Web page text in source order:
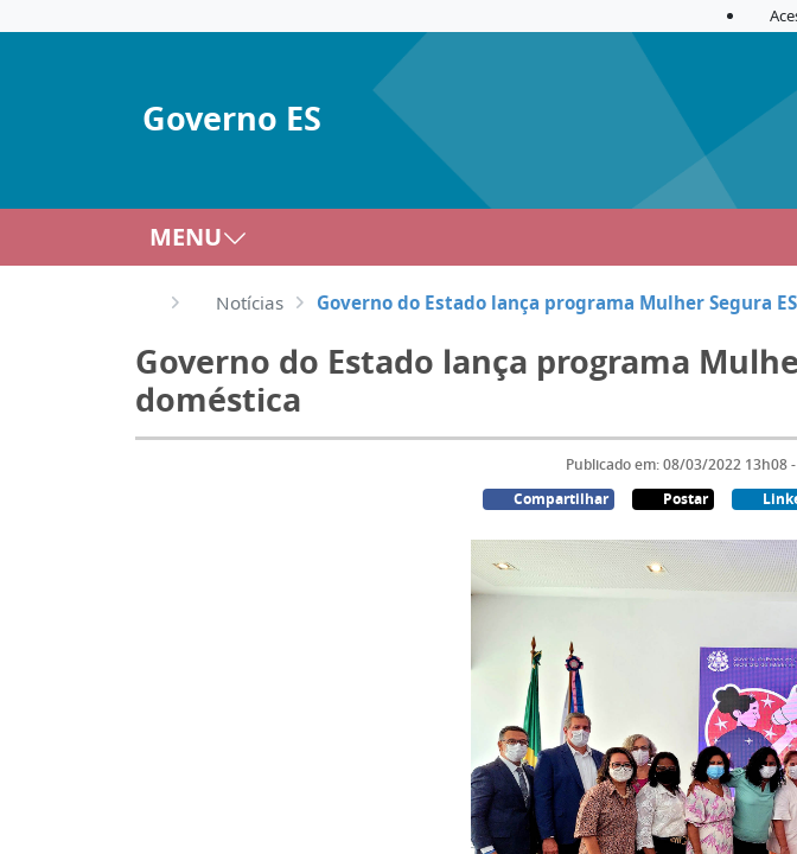
Governo ES
MENU
Notícias Governo do Estado lança programa Mulher Segura
Governo do Estado lança programa
doméstica
Publicado em: 08/03/2022
Compartilhar
Postar